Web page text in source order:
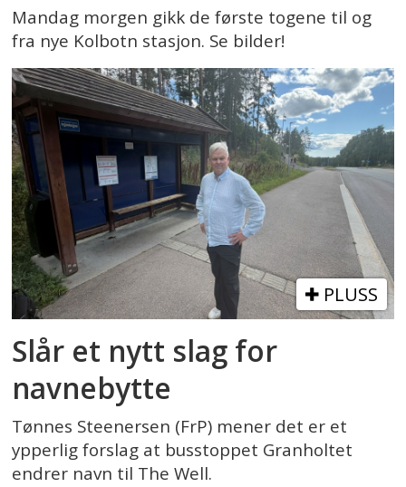
Mandag morgen gikk de første togene til og
fra nye Kolbotn stasjon. Se bilder!
PLUSS
Slår et nytt slag for
navnebytte
Tønnes Steenersen (FrP) mener det er et
ypperlig forslag at busstoppet Granholtet
endrer navn til The Well.